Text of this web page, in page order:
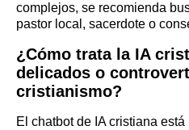
complejos, se recomienda
pastor local, sacerdote o
¿Cómo trata la IA
delicados o
cristianismo?
El chatbot de IA cristiana